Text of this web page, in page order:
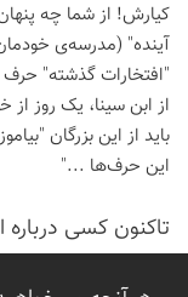
کیارش! از شما چه
آینده" (مدرسه‌ی
"افتخارات گذشته"
از ابن سینا، یک روز از
باید از این بزرگان
این حرف‌ها ..."
تاكنون كسی